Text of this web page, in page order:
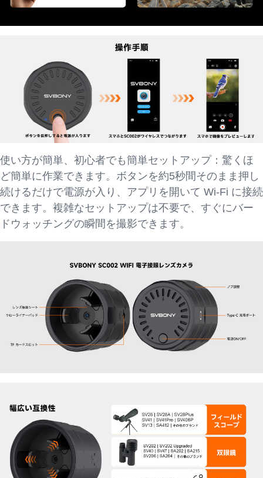
使い方が簡単、初心者でも簡単セットアップ：驚くほ
ど簡単に作業できます。ボタンを約5秒間そのまま押し
続けるだけで電源が入り、アプリを開いて Wi-Fi に接続
できます。複雑なセットアップは不要で、すぐにバー
ドウォッチングの瞬間を撮影できます。